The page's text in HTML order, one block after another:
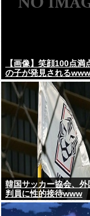
【画像】笑顔100点満
の子が発見されるwww
韓国サッカー協会、外
判員に性的接待www